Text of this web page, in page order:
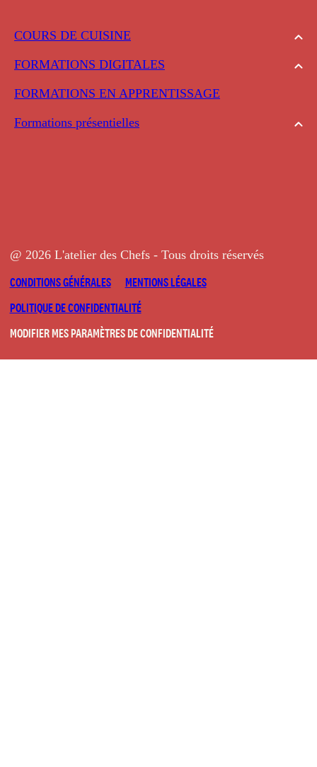
COURS DE CUISINE
FORMATIONS DIGITALES
FORMATIONS EN APPRENTISSAGE
Formations présentielles
@ 2026 L'atelier des Chefs - Tous droits réservés
CONDITIONS GÉNÉRALES
MENTIONS LÉGALES
POLITIQUE DE CONFIDENTIALITÉ
MODIFIER MES PARAMÈTRES DE CONFIDENTIALITÉ